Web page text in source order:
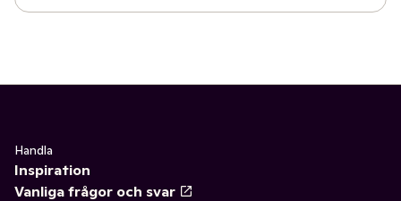
Handla
Inspiration
Vanliga frågor och svar